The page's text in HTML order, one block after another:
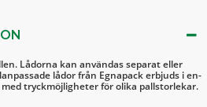
Lådorna kan användas separat eller
lådor från Egnapack erbjuds i en-
tryckmöjligheter för olika pallstorlekar.